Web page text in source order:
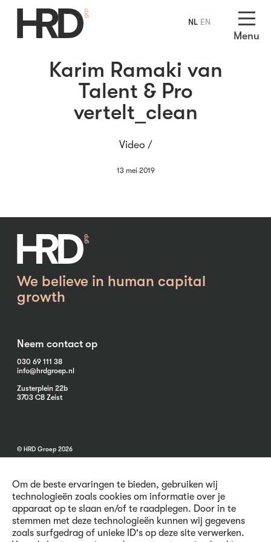
Om de beste ervaringen te bieden, gebruiken wij
technologieën zoals cookies om informatie over je
apparaat op te slaan en/of te raadplegen. Door in te
stemmen met deze technologieën kunnen wij gegevens
zoals surfgedrag of unieke ID's op deze site verwerken.
Menu
Karim Ramaki van
Talent & Pro
vertelt_clean
Video /
13 mei 2019
We believe in human capital
growth
Neem contact op
030 69 111 38
info@hrdgroep.nl
Zusterplein 22b
3703 CB Zeist
© HRD Groep 2026
Algemene informatie
NL EN